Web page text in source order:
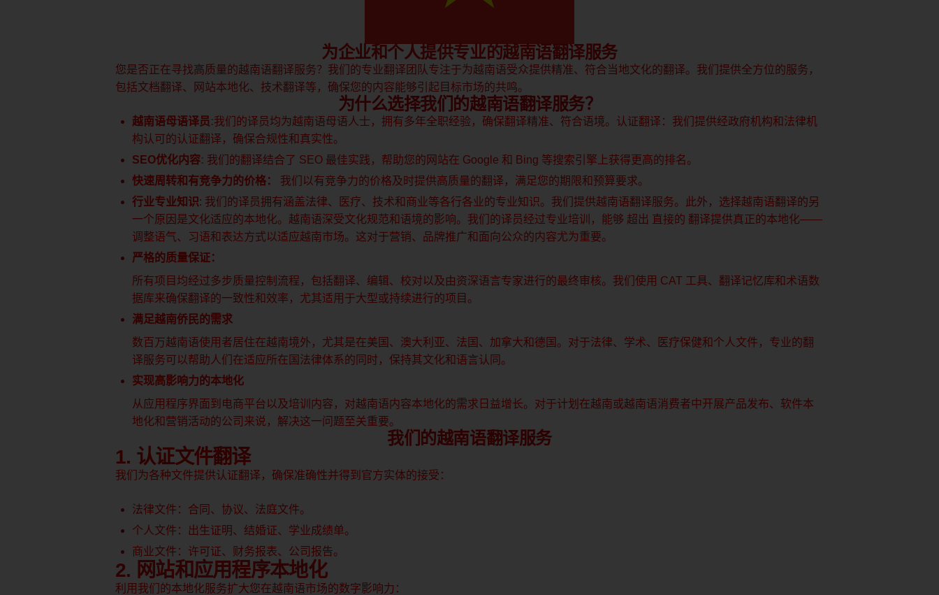
为企业和个人提供专业的越南语翻译服务
您是否正在寻找高质量的越南语翻译服务？我们的专业翻译团队专注于为越南语受众提供精准、符合当地文化的翻译。我们提供全方位的服务，
包括文档翻译、网站本地化、技术翻译等，确保您的内容能够引起目标市场的共鸣。
为什么选择我们的越南语翻译服务？
越南语母语译员 :我们的译员均为越南语母语人士，拥有多年全职经验，确保翻译精准、符合语境。认证翻译：我们提供经政府机构和法律机
构认可的认证翻译，确保合规性和真实性。
SEO优化内容: 我们的翻译结合了 SEO 最佳实践，帮助您的网站在 Google 和 Bing 等搜索引擎上获得更高的排名。
快速周转和有竞争力的价格：
我们以有竞争力的价格及时提供高质量的翻译，满足您的期限和预算要求。
行业专业知识: 我们的译员拥有涵盖法律、医疗、技术和商业等各行各业的专业知识。我们提供越南语翻译服务。此外，选择越南语翻译的另
一个原因是文化适应的本地化。越南语深受文化规范和语境的影响。我们的译员经过专业培训，能够 超出 直接的 翻译提供真正的本地化——
调整语气、习语和表达方式以适应越南市场。这对于营销、品牌推广和面向公众的内容尤为重要。
严格的质量保证：
所有项目均经过多步质量控制流程，包括翻译、编辑、校对以及由资深语言专家进行的最终审核。我们使用 CAT 工具、翻译记忆库和术语数
据库来确保翻译的一致性和效率，尤其适用于大型或持续进行的项目。
满足越南侨民的需求
数百万越南语使用者居住在越南境外，尤其是在美国、澳大利亚、法国、加拿大和德国。对于法律、学术、医疗保健和个人文件，专业的翻
译服务可以帮助人们在适应所在国法律体系的同时，保持其文化和语言认同。
实现高影响力的本地化
从应用程序界面到电商平台以及培训内容，对越南语内容本地化的需求日益增长。对于计划在越南或越南语消费者中开展产品发布、软件本
地化和营销活动的公司来说，解决这一问题至关重要。
我们的越南语翻译服务
1. 认证文件翻译
我们为各种文件提供认证翻译，确保准确性并得到官方实体的接受：
法律文件：合同、协议、法庭文件。
个人文件：出生证明、结婚证、学业成绩单。
商业文件：许可证、财务报表、公司报告。
2. 网站和应用程序本地化
利用我们的本地化服务扩大您在越南语市场的数字影响力：